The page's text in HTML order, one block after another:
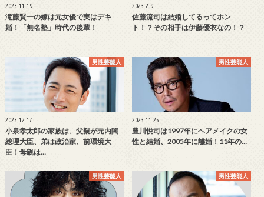
2023.11.19
滝藤賢一の嫁は元女優で実はデキ
婚！「無名塾」時代の後輩！
2023.2.9
佐藤流司は結婚してるってホン
ト！？その相手は伊藤優衣なの！？
男性芸能人
2023.12.17
小泉孝太郎の家族は、父親が元内閣
総理大臣、弟は政治家、前環境大
臣！母親は…
男性芸能人
2023.11.25
豊川悦司は1997年にヘアメイクの女
性と結婚、2005年に離婚！11年の…
男性芸能人 男性芸能人